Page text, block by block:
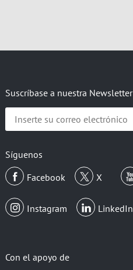
Suscríbase a nuestra Newsletter
Inserte
electrónico
Síguenos
Facebook
X
Instagram LinkedIn
Con el apoyo de